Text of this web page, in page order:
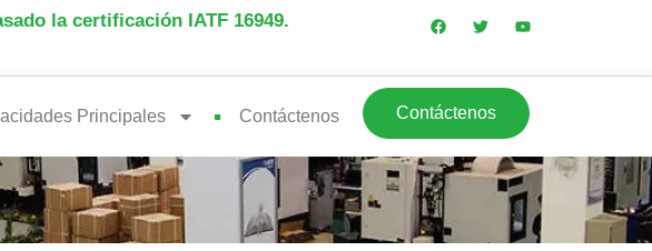
la certificación IATF 16949.
Principales Contáctenos Contáctenos